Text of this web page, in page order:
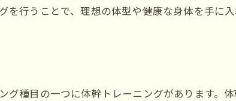
行うことで、理想の体型や健康な身体を手に入
グ種目の一つに体幹トレーニングがあります。